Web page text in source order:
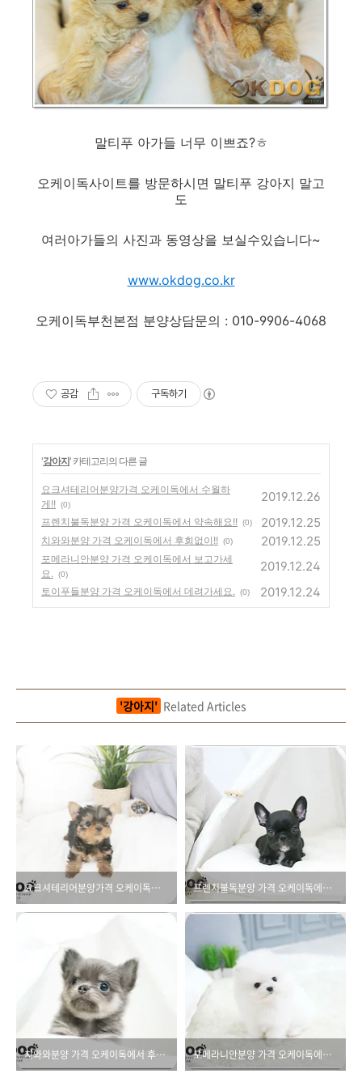
말티푸 아가들 너무 이쁘죠?ㅎ
오케이독사이트를 방문하시면 말티푸 강아지 말고
도
여러아가들의 사진과 동영상을 보실수있습니다~
www.okdog.co.kr
오케이독부천본점 분양상담문의 : 010-9906-4068
공감 구독하기
'강아지' 카테고리의 다른 글
요크셔테리어분양가격 오케이독에서 수월하
게!! (0)
2019.12.26
프렌치불독분양 가격 오케이독에서 약속해요!! (0) 2019.12.25
치와와분양 가격 오케이독에서 후회없이!! (0) 2019.12.25
포메라니안분양 가격 오케이독에서 보고가세
요.
(0)
2019.12.24
토이푸들분양 가격 오케이독에서 데려가세요. (0) 2019.12.24
'강아지' Related Articles
요크셔테리어분양가격 오케이독에서 수월하게!! 프렌치불독분양 가격 오케이독에서 약속해요!!
치와와분양 가격 오케이독에서 후회없이!! 포메라니안분양 가격 오케이독에서 보고가세요.